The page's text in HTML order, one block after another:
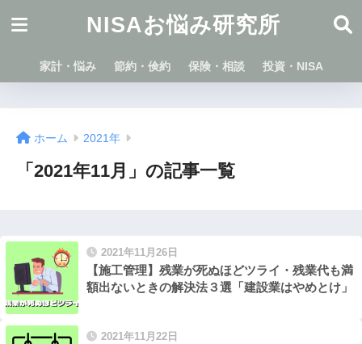
NISAお悩み研究所
家計・悩み 節約・倹約 保険・相談 投資・NISA
ホーム 2021年
「2021年11月」の記事一覧
2021年11月26日
【施工管理】残業が死ぬほどツライ・残業代も満
額出ないときの解決法３選「建設業はやめとけ」
2021年11月22日